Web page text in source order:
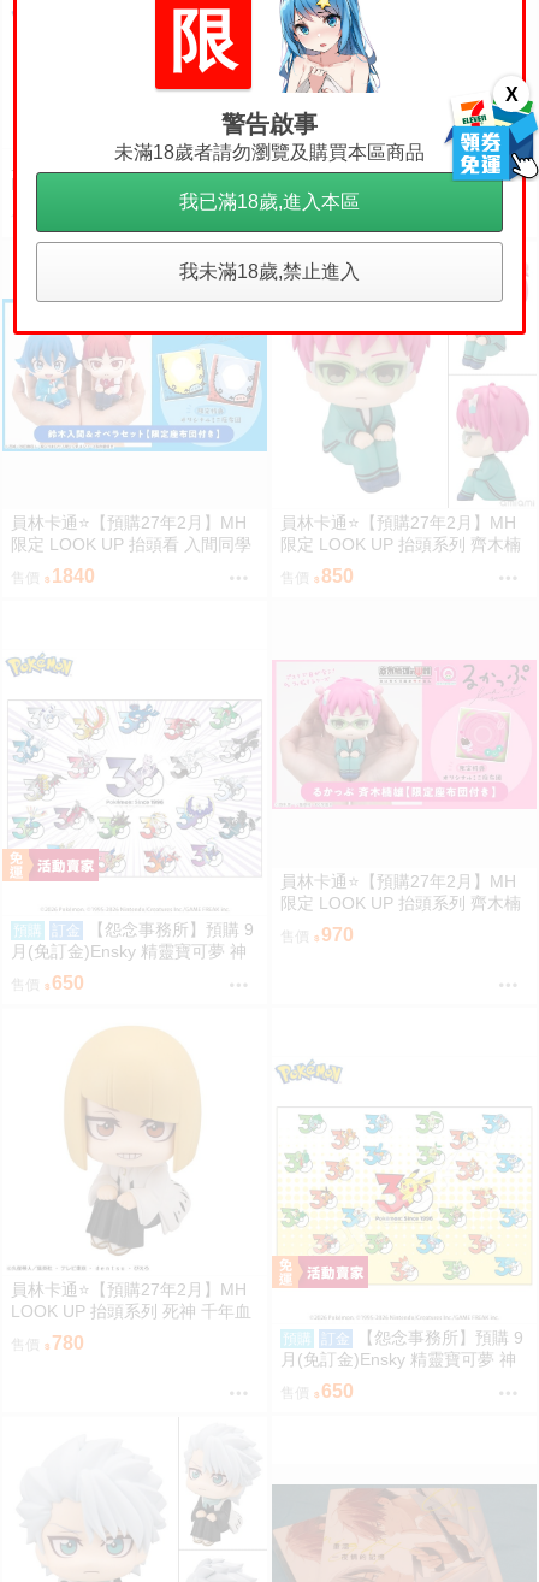
X
員林卡通⭐️【預購27年2月】MH
LOOK UP 抬頭系列入間同學入魔
預購 【8/20預購書】請問您今天
要來點兔子嗎？ 12 作者：Koi/尖
端漫畫/Avi書店
150
員林卡通⭐️【預購27年2月】MH
限定 LOOK UP 抬頭看 入間同學
入魔了！鈴木入間 歐佩拉 套組附
特典 0813
1840
員林卡通⭐️【預購27年2月】MH
限定 LOOK UP 抬頭系列 齊木楠
雄的災難 齊木楠雄 0813
850
預購 訂金
【怨念事務所】預購 9
月(免訂金)Ensky 精靈寶可夢 神
奇寶貝 30週年 1000片拼圖 傳說
寶可夢 0809
售價 650
員林卡通⭐️【預購27年2月】MH
限定 LOOK UP 抬頭系列 齊木楠
雄的災難 齊木楠雄 附特典 0813
售價 970
員林卡通⭐️【預購27年2月】MH
LOOK UP 抬頭系列 死神 千年血
戰篇 平子真子 0813
780 預購 訂金
【怨念事務所】預購 9
月(免訂金)Ensky 精靈寶可夢 神
奇寶貝 30週年 1000片拼圖 最初
的搭檔寶可夢 0809
650
限
警告啟事
未滿18歲者請勿瀏覽及購買本區商品
我已滿18歲,進入本區
我未滿18歲,禁止進入